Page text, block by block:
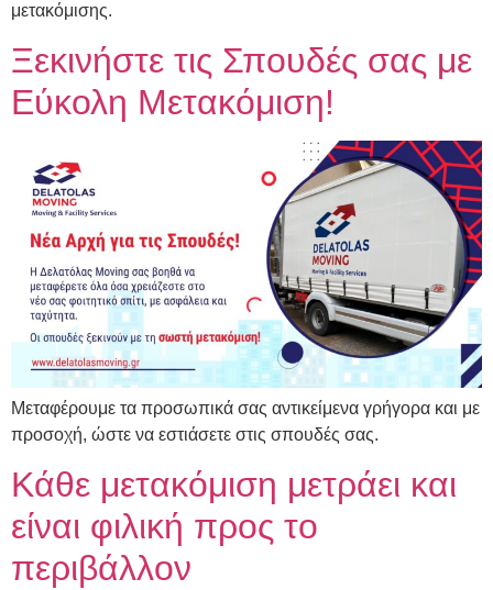
μετακόμισης.
Ξεκινήστε τις Σπουδές σας με
Εύκολη Μετακόμιση!
Μεταφέρουμε τα προσωπικά σας αντικείμενα γρήγορα και με
προσοχή, ώστε να εστιάσετε στις σπουδές σας.
Κάθε μετακόμιση μετράει και
είναι φιλική προς το
περιβάλλον